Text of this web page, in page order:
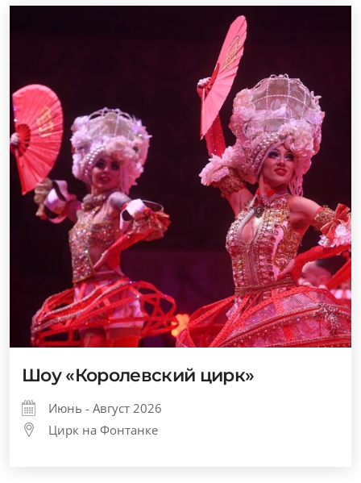
Шоу «Королевский цирк»
Июнь - Август 2026
Цирк на Фонтанке